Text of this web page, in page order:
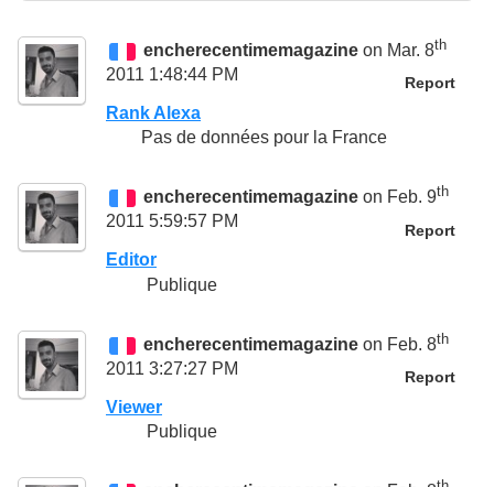
encherecentimemagazine on Mar. 8th
2011 1:48:44 PM Report
Rank Alexa
Pas de données pour la France
encherecentimemagazine on Feb. 9th
2011 5:59:57 PM Report
Editor
Publique
encherecentimemagazine on Feb. 8th
2011 3:27:27 PM Report
Viewer
Publique